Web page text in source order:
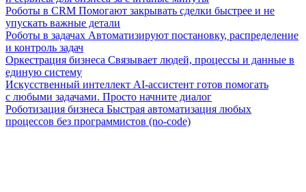
Роботы в CRM Помогают закрывать сделки быстрее и не
упускать важные детали
Роботы в задачах Автоматизируют постановку, распределение
и контроль задач
Оркестрация бизнеса Связывает людей, процессы и данные в
единую систему
Искусственный интеллект AI-ассистент готов помогать
с любыми задачами. Просто начните диалог
Роботизация бизнеса Быстрая автоматизация любых
процессов без программистов (no-code)